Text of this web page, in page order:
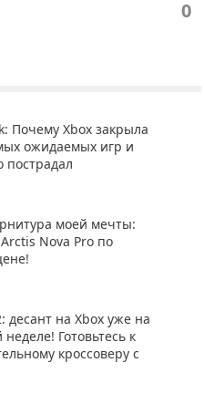
0
Почему Xbox закрыла
ожидаемых игр и
пострадал
моей мечты:
Nova Pro по
десант на Xbox уже на
Готовьтесь к
кроссоверу с